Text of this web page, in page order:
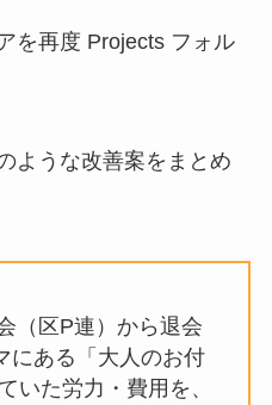
を再度 Projects フォル
ような改善案をまとめ
（区P連）から退会
にある「大人のお付
いた労力・費用を、